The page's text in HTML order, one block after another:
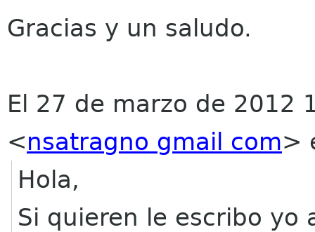
Gracias y un saludo.
El 27 de marzo de 2012
<nsatragno gmail com>
Hola,
Si quieren le escribo yo